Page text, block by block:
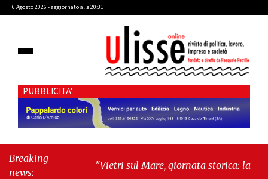
6 Agosto 2026 - aggiornato alle 20:31
PUBBLICITA'
Breaking
news:
"Vietri sul Mare, giornata storica: la ceramica